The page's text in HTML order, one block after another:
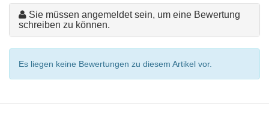
Sie müssen angemeldet sein, um eine Bewertung
schreiben zu können.
Es liegen keine Bewertungen zu diesem Artikel vor.